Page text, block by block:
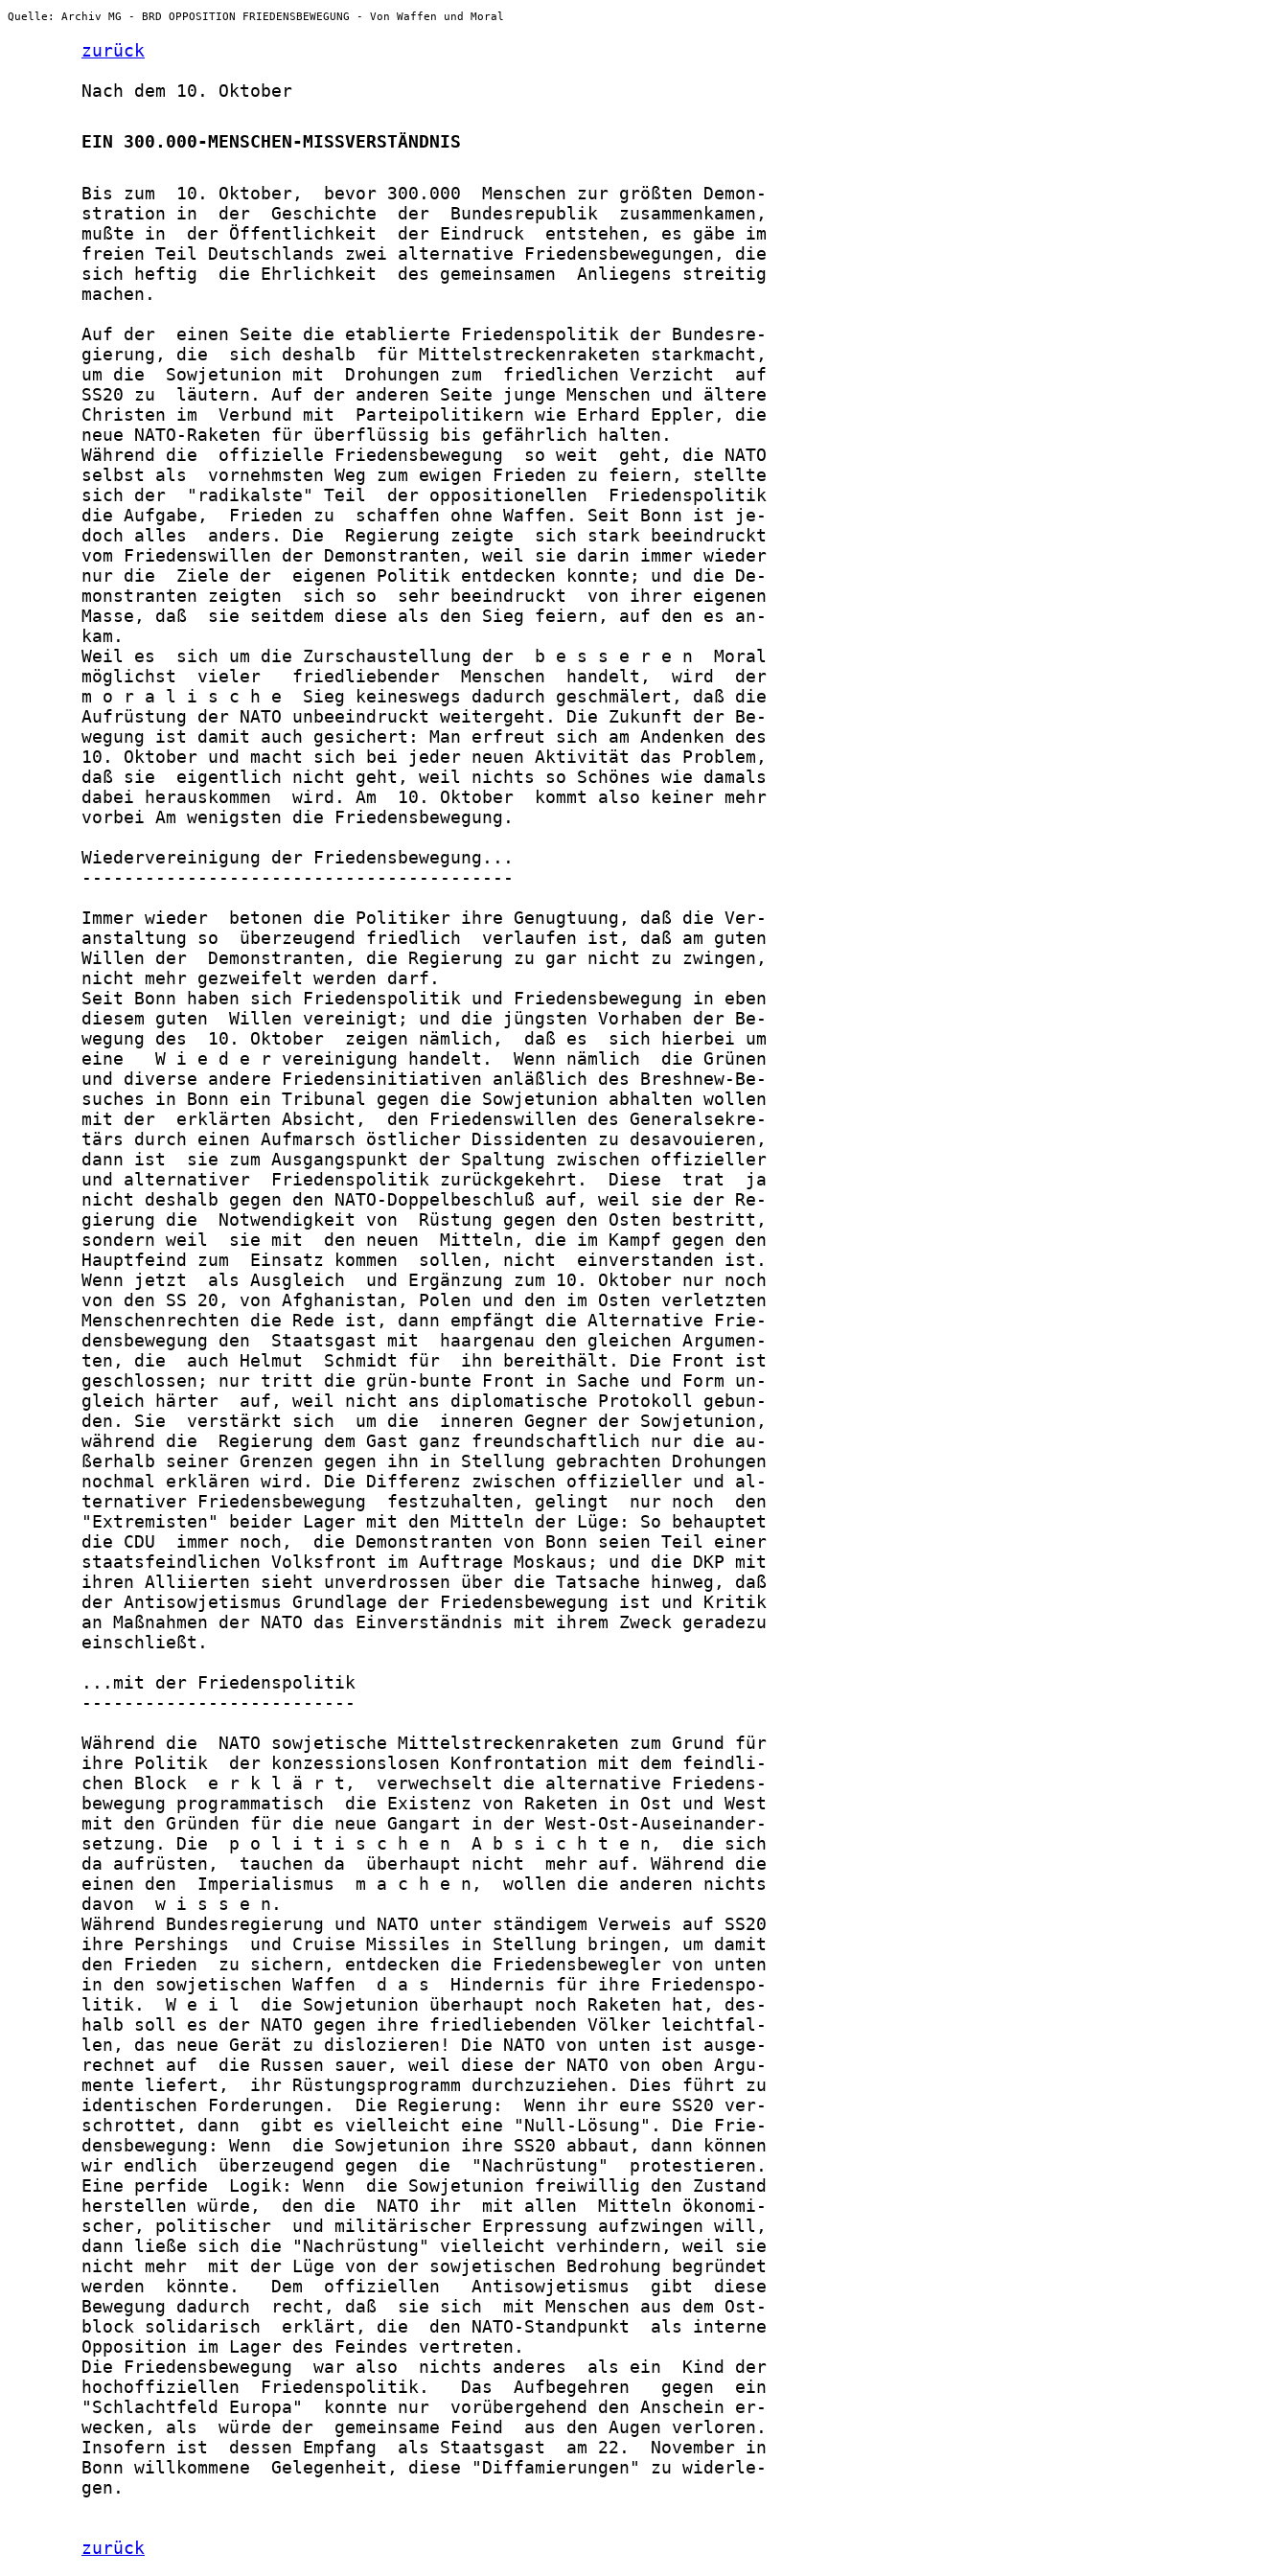
Quelle: Archiv MG - BRD OPPOSITION FRIEDENSBEWEGUNG - Von Waffen und Moral
zurück
       Nach dem 10. Oktober
       EIN 300.000-MENSCHEN-MISSVERSTÄNDNIS
       Bis zum  10. Oktober,  bevor 300.000  Menschen zur größten Demon-
       stration in  der  Geschichte  der  Bundesrepublik  zusammenkamen,
       mußte in  der Öffentlichkeit  der Eindruck  entstehen, es gäbe im
       freien Teil Deutschlands zwei alternative Friedensbewegungen, die
       sich heftig  die Ehrlichkeit  des gemeinsamen  Anliegens streitig
       machen.
       Auf der  einen Seite die etablierte Friedenspolitik der Bundesre-
       gierung, die  sich deshalb  für Mittelstreckenraketen starkmacht,
       um die  Sowjetunion mit  Drohungen zum  friedlichen Verzicht  auf
       SS20 zu  läutern. Auf der anderen Seite junge Menschen und ältere
       Christen im  Verbund mit  Parteipolitikern wie Erhard Eppler, die
       neue NATO-Raketen für überflüssig bis gefährlich halten.
       Während die  offizielle Friedensbewegung  so weit  geht, die NATO
       selbst als  vornehmsten Weg zum ewigen Frieden zu feiern, stellte
       sich der  "radikalste" Teil  der oppositionellen  Friedenspolitik
       die Aufgabe,  Frieden zu  schaffen ohne Waffen. Seit Bonn ist je-
       doch alles  anders. Die  Regierung zeigte  sich stark beeindruckt
       vom Friedenswillen der Demonstranten, weil sie darin immer wieder
       nur die  Ziele der  eigenen Politik entdecken konnte; und die De-
       monstranten zeigten  sich so  sehr beeindruckt  von ihrer eigenen
       Masse, daß  sie seitdem diese als den Sieg feiern, auf den es an-
       kam.
       Weil es  sich um die Zurschaustellung der  b e s s e r e n  Moral
       möglichst  vieler   friedliebender  Menschen  handelt,  wird  der
       m o r a l i s c h e  Sieg keineswegs dadurch geschmälert, daß die
       Aufrüstung der NATO unbeeindruckt weitergeht. Die Zukunft der Be-
       wegung ist damit auch gesichert: Man erfreut sich am Andenken des
       10. Oktober und macht sich bei jeder neuen Aktivität das Problem,
       daß sie  eigentlich nicht geht, weil nichts so Schönes wie damals
       dabei herauskommen  wird. Am  10. Oktober  kommt also keiner mehr
       vorbei Am wenigsten die Friedensbewegung.
       Wiedervereinigung der Friedensbewegung...
       -----------------------------------------
       Immer wieder  betonen die Politiker ihre Genugtuung, daß die Ver-
       anstaltung so  überzeugend friedlich  verlaufen ist, daß am guten
       Willen der  Demonstranten, die Regierung zu gar nicht zu zwingen,
       nicht mehr gezweifelt werden darf.
       Seit Bonn haben sich Friedenspolitik und Friedensbewegung in eben
       diesem guten  Willen vereinigt; und die jüngsten Vorhaben der Be-
       wegung des  10. Oktober  zeigen nämlich,  daß es  sich hierbei um
       eine   W i e d e r vereinigung handelt.  Wenn nämlich  die Grünen
       und diverse andere Friedensinitiativen anläßlich des Breshnew-Be-
       suches in Bonn ein Tribunal gegen die Sowjetunion abhalten wollen
       mit der  erklärten Absicht,  den Friedenswillen des Generalsekre-
       tärs durch einen Aufmarsch östlicher Dissidenten zu desavouieren,
       dann ist  sie zum Ausgangspunkt der Spaltung zwischen offizieller
       und alternativer  Friedenspolitik zurückgekehrt.  Diese  trat  ja
       nicht deshalb gegen den NATO-Doppelbeschluß auf, weil sie der Re-
       gierung die  Notwendigkeit von  Rüstung gegen den Osten bestritt,
       sondern weil  sie mit  den neuen  Mitteln, die im Kampf gegen den
       Hauptfeind zum  Einsatz kommen  sollen, nicht  einverstanden ist.
       Wenn jetzt  als Ausgleich  und Ergänzung zum 10. Oktober nur noch
       von den SS 20, von Afghanistan, Polen und den im Osten verletzten
       Menschenrechten die Rede ist, dann empfängt die Alternative Frie-
       densbewegung den  Staatsgast mit  haargenau den gleichen Argumen-
       ten, die  auch Helmut  Schmidt für  ihn bereithält. Die Front ist
       geschlossen; nur tritt die grün-bunte Front in Sache und Form un-
       gleich härter  auf, weil nicht ans diplomatische Protokoll gebun-
       den. Sie  verstärkt sich  um die  inneren Gegner der Sowjetunion,
       während die  Regierung dem Gast ganz freundschaftlich nur die au-
       ßerhalb seiner Grenzen gegen ihn in Stellung gebrachten Drohungen
       nochmal erklären wird. Die Differenz zwischen offizieller und al-
       ternativer Friedensbewegung  festzuhalten, gelingt  nur noch  den
       "Extremisten" beider Lager mit den Mitteln der Lüge: So behauptet
       die CDU  immer noch,  die Demonstranten von Bonn seien Teil einer
       staatsfeindlichen Volksfront im Auftrage Moskaus; und die DKP mit
       ihren Alliierten sieht unverdrossen über die Tatsache hinweg, daß
       der Antisowjetismus Grundlage der Friedensbewegung ist und Kritik
       an Maßnahmen der NATO das Einverständnis mit ihrem Zweck geradezu
       einschließt.
       ...mit der Friedenspolitik
       --------------------------
       Während die  NATO sowjetische Mittelstreckenraketen zum Grund für
       ihre Politik  der konzessionslosen Konfrontation mit dem feindli-
       chen Block  e r k l ä r t,  verwechselt die alternative Friedens-
       bewegung programmatisch  die Existenz von Raketen in Ost und West
       mit den Gründen für die neue Gangart in der West-Ost-Auseinander-
       setzung. Die  p o l i t i s c h e n  A b s i c h t e n,  die sich
       da aufrüsten,  tauchen da  überhaupt nicht  mehr auf. Während die
       einen den  Imperialismus  m a c h e n,  wollen die anderen nichts
       davon  w i s s e n.
       Während Bundesregierung und NATO unter ständigem Verweis auf SS20
       ihre Pershings  und Cruise Missiles in Stellung bringen, um damit
       den Frieden  zu sichern, entdecken die Friedensbewegler von unten
       in den sowjetischen Waffen  d a s  Hindernis für ihre Friedenspo-
       litik.  W e i l  die Sowjetunion überhaupt noch Raketen hat, des-
       halb soll es der NATO gegen ihre friedliebenden Völker leichtfal-
       len, das neue Gerät zu dislozieren! Die NATO von unten ist ausge-
       rechnet auf  die Russen sauer, weil diese der NATO von oben Argu-
       mente liefert,  ihr Rüstungsprogramm durchzuziehen. Dies führt zu
       identischen Forderungen.  Die Regierung:  Wenn ihr eure SS20 ver-
       schrottet, dann  gibt es vielleicht eine "Null-Lösung". Die Frie-
       densbewegung: Wenn  die Sowjetunion ihre SS20 abbaut, dann können
       wir endlich  überzeugend gegen  die  "Nachrüstung"  protestieren.
       Eine perfide  Logik: Wenn  die Sowjetunion freiwillig den Zustand
       herstellen würde,  den die  NATO ihr  mit allen  Mitteln ökonomi-
       scher, politischer  und militärischer Erpressung aufzwingen will,
       dann ließe sich die "Nachrüstung" vielleicht verhindern, weil sie
       nicht mehr  mit der Lüge von der sowjetischen Bedrohung begründet
       werden  könnte.   Dem  offiziellen   Antisowjetismus  gibt  diese
       Bewegung dadurch  recht, daß  sie sich  mit Menschen aus dem Ost-
       block solidarisch  erklärt, die  den NATO-Standpunkt  als interne
       Opposition im Lager des Feindes vertreten.
       Die Friedensbewegung  war also  nichts anderes  als ein  Kind der
       hochoffiziellen  Friedenspolitik.   Das  Aufbegehren   gegen  ein
       "Schlachtfeld Europa"  konnte nur  vorübergehend den Anschein er-
       wecken, als  würde der  gemeinsame Feind  aus den Augen verloren.
       Insofern ist  dessen Empfang  als Staatsgast  am 22.  November in
       Bonn willkommene  Gelegenheit, diese "Diffamierungen" zu widerle-
       gen.
zurück